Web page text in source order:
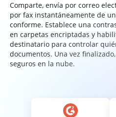
Comparte, envía por correo
por fax instantáneamente de
conforme. Establece una
en carpetas encriptadas y
destinatario para controlar
documentos. Una vez
seguros en la nube.